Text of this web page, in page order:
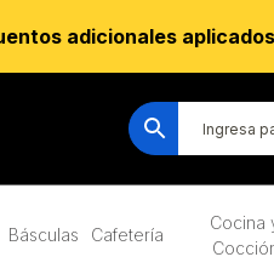
Básculas Cafetería
Cocina
adicionales